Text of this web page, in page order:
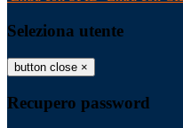
Seleziona utente
button close ×
Recupero password